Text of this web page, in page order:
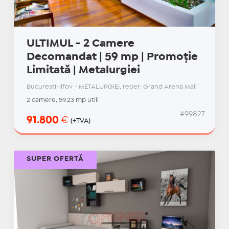
ULTIMUL - 2 Camere
Decomandat | 59 mp | Promoție
Limitată | Metalurgiei
Bucuresti-Ilfov - METALURGIEI, reper: Grand Arena Mall
2 camere, 59.23 mp utili
91.800 € (+TVA)
#99827
SUPER OFERTĂ